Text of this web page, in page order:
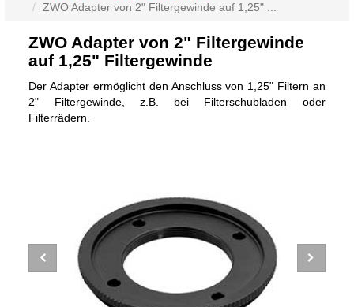
ZWO Adapter von 2" Filtergewinde auf 1,25" ...
ZWO Adapter von 2" Filtergewinde
auf 1,25" Filtergewinde
Der Adapter ermöglicht den Anschluss von 1,25" Filtern an
2" Filtergewinde, z.B. bei Filterschubladen oder
Filterrädern.